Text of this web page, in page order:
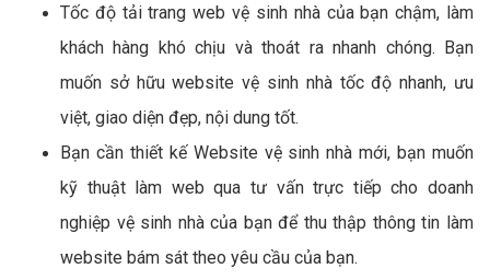
Tốc độ tải trang web vệ sinh nhà của bạn chậm, làm
khách hàng khó chịu và thoát ra nhanh chóng. Bạn
muốn sở hữu website vệ sinh nhà tốc độ nhanh, ưu
việt, giao diện đẹp, nội dung tốt.
Bạn cần thiết kế Website vệ sinh nhà mới, bạn muốn
kỹ thuật làm web qua tư vấn trực tiếp cho doanh
nghiệp vệ sinh nhà của bạn để thu thập thông tin làm
website bám sát theo yêu cầu của bạn.